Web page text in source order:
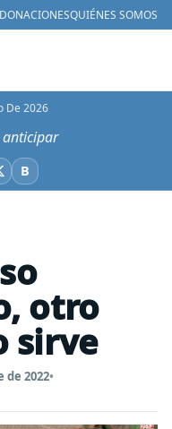
DONACIONESQUIÉNES SOMOS
De 2026
BBluesky
otro
sirve
de 2022•